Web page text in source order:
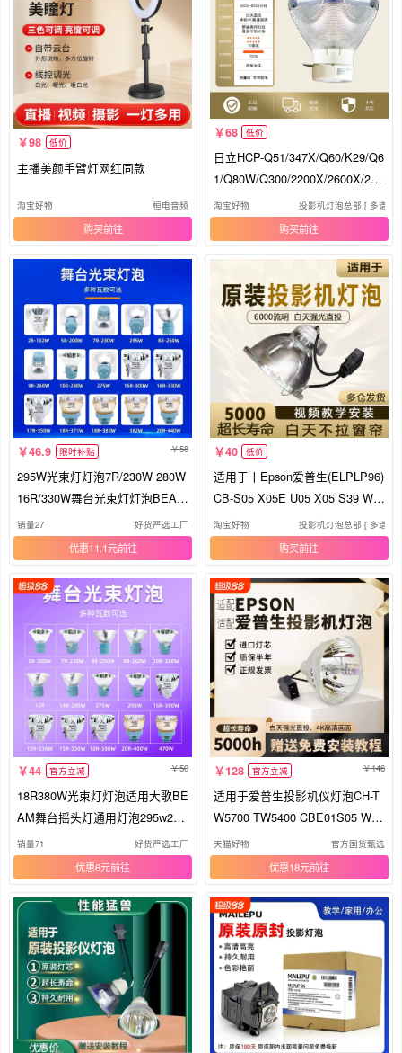
98 低价
主播美颜手臂灯网红同款
淘宝好物 桓电音频
购买
68 低价
日立HCP-Q51/347X/Q60/K29/Q6
1/Q80W/Q300/2200X/2600X/265
0X/2750X/3020X/3050X/3200X
投影机仪灯泡(铁网)
淘宝好物 投影机灯泡总部 [ 多谱森
购买
46.9 限时补贴 58
295W光束灯灯泡7R/230W 280W
16R/330W舞台光束灯灯泡BEAM
15R/300W 17R/350W摇头光束灯
泡
销量27 好货严选工厂
优惠11.1元
40 低价
适用于丨Epson爱普生(ELPLP96)
CB-S05 X05E U05 X05 S39 W3
9 S03 S18+ X18 X24 W03投影仪
灯泡 投影机灯泡
淘宝好物 投影机灯泡总部 [ 多谱森
购买
44 官方立减 50
18R380W光束灯灯泡适用大歌BE
AM舞台摇头灯通用灯泡295w230
w260w350w400w原装麦乐普光束
灯灯泡
销量71 好货严选工厂
优惠6元
128 官方立减 146
适用于爱普生投影机仪灯泡CH-T
W5700 TW5400 CBE01S05 W06
X29 FH52 TW650 X06 ELPLP88
ELPLP96 ELPLP97
天猫好物 官方国货甄选
优惠18元